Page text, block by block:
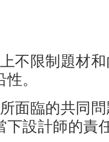
不限制題材
。
面臨的共同
下設計師的責